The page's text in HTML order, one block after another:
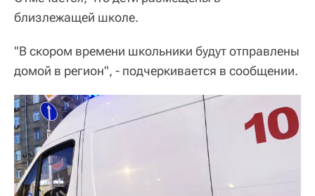
близлежащей школе.
"В скором времени школьники будут отправлены
домой в регион", - подчеркивается в сообщении.